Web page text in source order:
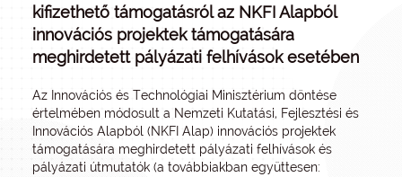
kifizethető támogatásról az NKFI Alapból
innovációs projektek támogatására
meghirdetett pályázati felhívások esetében
Az Innovációs és Technológiai Minisztérium döntése
értelmében módosult a Nemzeti Kutatási, Fejlesztési és
Innovációs Alapból (NKFI Alap) innovációs projektek
támogatására meghirdetett pályázati felhívások és
pályázati útmutatók (a továbbiakban együttesen: